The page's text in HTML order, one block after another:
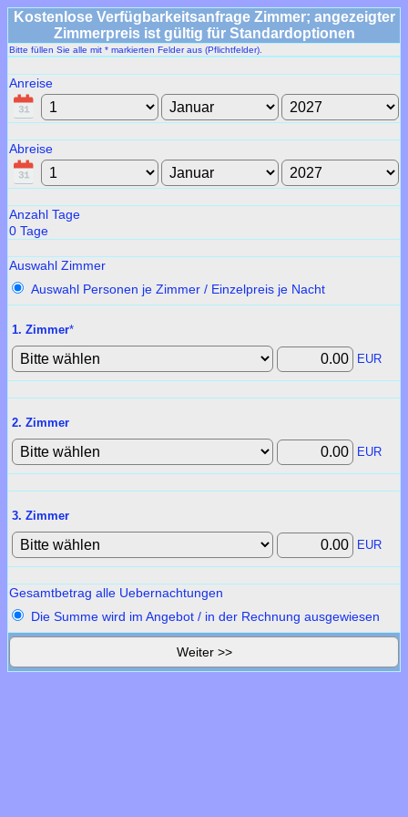
Kostenlose Verfügbarkeitsanfrage Zimmer; angezeigter
Zimmerpreis ist gültig für Standardoptionen
Bitte füllen Sie alle mit * markierten Felder aus (Pflichtfelder).
Anreise
Abreise
Anzahl Tage
0 Tage
Auswahl Zimmer
Auswahl Personen je Zimmer / Einzelpreis je Nacht
1. Zimmer*
EUR
2. Zimmer
EUR
3. Zimmer
EUR
Gesamtbetrag alle Uebernachtungen
Die Summe wird im Angebot / in der Rechnung ausgewiesen